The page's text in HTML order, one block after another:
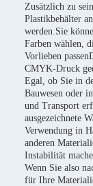
Zusätzlich zu
Plastikbehälter
werden.Sie
Farben wählen,
Vorlieben
CMYK-Druck
Egal, ob Sie in
Bauwesen oder
und Transport
ausgezeichnete
Verwendung in
anderen
Instabilität
Wenn Sie also
für Ihre